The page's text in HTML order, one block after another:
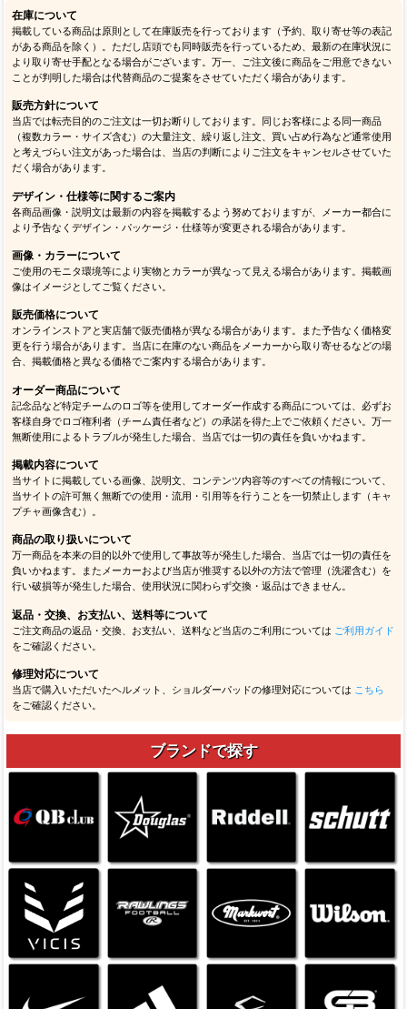
在庫について
掲載している商品は原則として在庫販売を行っております（予約、取り寄せ等の表記
がある商品を除く）。ただし店頭でも同時販売を行っているため、最新の在庫状況に
より取り寄せ手配となる場合がございます。万一、ご注文後に商品をご用意できない
ことが判明した場合は代替商品のご提案をさせていただく場合があります。
販売方針について
当店では転売目的のご注文は一切お断りしております。同じお客様による同一商品
（複数カラー・サイズ含む）の大量注文、繰り返し注文、買い占め行為など通常使用
と考えづらい注文があった場合は、当店の判断によりご注文をキャンセルさせていた
だく場合があります。
デザイン・仕様等に関するご案内
各商品画像・説明文は最新の内容を掲載するよう努めておりますが、メーカー都合に
より予告なくデザイン・パッケージ・仕様等が変更される場合があります。
画像・カラーについて
ご使用のモニタ環境等により実物とカラーが異なって見える場合があります。掲載画
像はイメージとしてご覧ください。
販売価格について
オンラインストアと実店舗で販売価格が異なる場合があります。また予告なく価格変
更を行う場合があります。当店に在庫のない商品をメーカーから取り寄せるなどの場
合、掲載価格と異なる価格でご案内する場合があります。
オーダー商品について
記念品など特定チームのロゴ等を使用してオーダー作成する商品については、必ずお
客様自身でロゴ権利者（チーム責任者など）の承諾を得た上でご依頼ください。万一
無断使用によるトラブルが発生した場合、当店では一切の責任を負いかねます。
掲載内容について
当サイトに掲載している画像、説明文、コンテンツ内容等のすべての情報について、
当サイトの許可無く無断での使用・流用・引用等を行うことを一切禁止します（キャ
プチャ画像含む）。
商品の取り扱いについて
万一商品を本来の目的以外で使用して事故等が発生した場合、当店では一切の責任を
負いかねます。またメーカーおよび当店が推奨する以外の方法で管理（洗濯含む）を
行い破損等が発生した場合、使用状況に関わらず交換・返品はできません。
返品・交換、お支払い、送料等について
ご注文商品の返品・交換、お支払い、送料など当店のご利用については ご利用ガイド
をご確認ください。
修理対応について
当店で購入いただいたヘルメット、ショルダーパッドの修理対応については こちら
をご確認ください。
ブランドで探す